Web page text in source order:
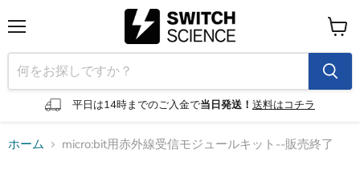
ニ
ュ
ー
平日は14時までのご入金で当日発送！ 送料はコチラ
カ
ー
ト
を
見
ホーム micro:bit用赤外線受信モジュールキット--販売終了